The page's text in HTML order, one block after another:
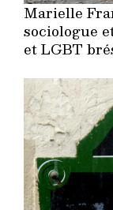
Marielle
sociologue
et LGBT